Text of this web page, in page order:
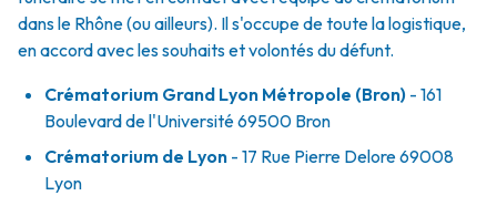
dans le Rhône (ou ailleurs). Il s'occupe de toute la logistique,
en accord avec les souhaits et volontés du défunt.
Crématorium Grand Lyon Métropole (Bron) - 161
Boulevard de l'Université 69500 Bron
Crématorium de Lyon - 17 Rue Pierre Delore 69008
Lyon